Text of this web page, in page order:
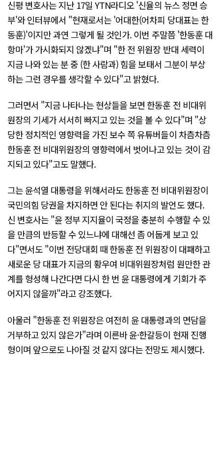
신평 변호사는 지난 17일 YTN라디오 '신율의 뉴스 정면 승
부'와 인터뷰에서 "현재로서는 '어대한(어차피 당대표는 한
동훈)'이지만 과연 그렇게 될 것인가. 이번 주말쯤 '한동훈 대
항마'가 가시화되지 않겠냐"며 "한 전 위원장 반대 세력이
지금 나와 있는 분 중 (한 사람과) 힘을 보태서 그분이 부상
하는 그런 경우를 생각할 수 있다"고 밝혔다.
그러면서 "지금 나타나는 현상들을 보면 한동훈 전 비대위
원장의 기세가 서서히 빠지고 있는 것을 볼 수 있다"며 "상
당한 정치적인 영향력을 가진 보수 쪽 유튜버들이 차츰차츰
한동훈 전 비대위원장의 영향력에서 벗어나고 있는 것이 감
지되고 있다"고도 말했다.
그는 윤석열 대통령을 위해서라도 한동훈 전 비대위원장이
국민의힘 당권을 차지하면 안 된다는 취지의 발언도 했다.
신 변호사는 "윤 정부 지지율이 국정을 충분히 수행할 수 있
을 만큼의 반등할 수 있느냐에 대해선 좀 어둡게 보고 있
다"면서도 "이번 전당대회 때 한동훈 전 위원장이 대패하고
새로운 당 대표가 지금의 황우여 비대위원장처럼 원만한 관
계를 형성해 나간다면 다시 한 번 윤 대통령에게 기회가 주
어지지 않을까"라고 강조했다.
아울러 "한동훈 전 위원장은 여전히 윤 대통령과의 면담을
거부하고 있지 않은가"라며 이른바 윤·한갈등이 현재 진행
형이며 앞으로도 나아질 것 같지 않다는 전망도 제시했다.